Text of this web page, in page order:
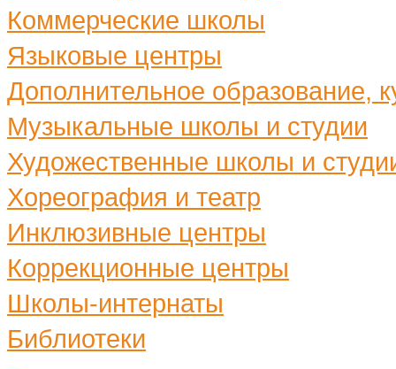
Коммерческие школы
Языковые центры
Дополнительное образование,
Музыкальные школы и студии
Художественные школы и
Хореография и театр
Инклюзивные центры
Коррекционные центры
Школы-интернаты
Библиотеки